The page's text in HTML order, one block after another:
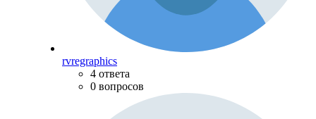
rvregraphics
4 ответа
0 вопросов